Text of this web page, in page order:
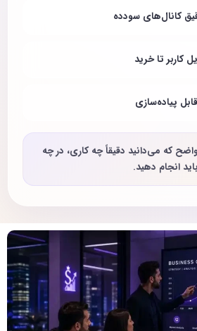
کانال‌های سودده
کاربر تا خرید
پیاده‌سازی
که می‌دانید دقیقاً چه کاری، در چه
انجام دهید.